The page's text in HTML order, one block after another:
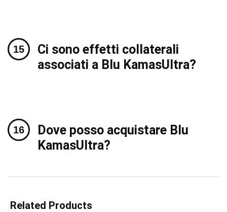
Ci sono effetti collaterali
associati a Blu KamasUltra?
Dove posso acquistare Blu
KamasUltra?
Related Products